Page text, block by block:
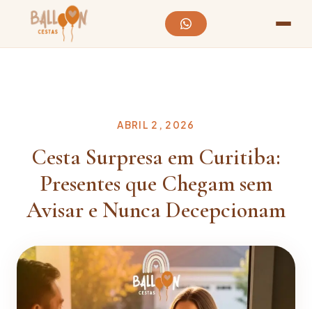
ABRIL 2, 2026
Cesta Surpresa em Curitiba:
Presentes que Chegam sem
Avisar e Nunca Decepcionam